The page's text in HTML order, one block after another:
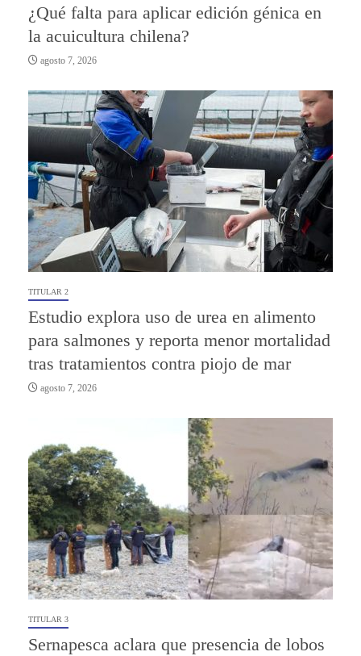
¿Qué falta para aplicar edición génica en
la acuicultura chilena?
agosto 7, 2026
TITULAR 2
Estudio explora uso de urea en alimento
para salmones y reporta menor mortalidad
tras tratamientos contra piojo de mar
agosto 7, 2026
TITULAR 3
Sernapesca aclara que presencia de lobos